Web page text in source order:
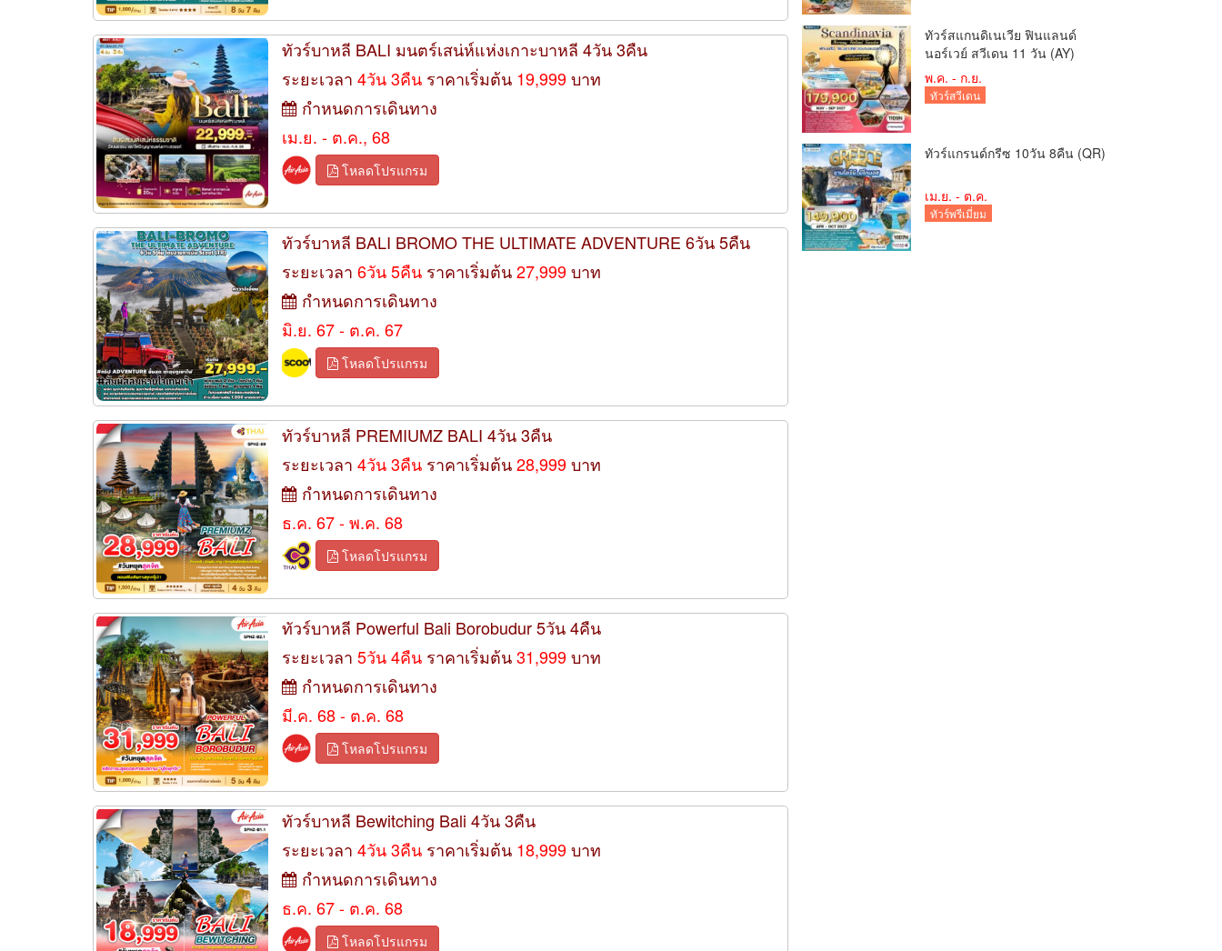
ทัวร์บาหลี BALI มนตร์เสน่ห์แห่งเกาะบาหลี 4วัน 3คืน
ระยะเวลา4วัน 3คืน ราคาเริ่มต้น 19,999บาท
กำหนดการเดินทาง
เม.ย. - ต.ค., 68
โหลดโปรแกรม
ทัวร์บาหลี BALI BROMO THE ULTIMATE ADVENTURE 6วัน 5คืน
ระยะเวลา6วัน 5คืน ราคาเริ่มต้น27,999บาท
กำหนดการเดินทาง
มิ.ย. 67 - ต.ค. 67
โหลดโปรแกรม
ทัวร์บาหลี PREMIUMZ BALI 4วัน 3คืน
ระยะเวลา4วัน 3คืน ราคาเริ่มต้น28,999บาท
กำหนดการเดินทาง
ธ.ค. 67 - พ.ค. 68
โหลดโปรแกรม
ทัวร์บาหลี Powerful Bali Borobudur 5วัน 4คืน
ระยะเวลา5วัน 4คืน ราคาเริ่มต้น31,999บาท
กำหนดการเดินทาง
มี.ค. 68 - ต.ค. 68
โหลดโปรแกรม
ทัวร์บาหลี Bewitching Bali 4วัน 3คืน
ระยะเวลา4วัน 3คืน ราคาเริ่มต้น 18,999บาท
กำหนดการเดินทาง
ธ.ค. 67 - ต.ค. 68
โหลดโปรแกรม
ทัวร์สแกนดิเนเวีย ฟินแลนด์
นอร์เวย์ สวีเดน 11 วัน (AY)
พ.ค. - ก.ย.
ทัวร์สวีเดน
ทัวร์แกรนด์กรีซ 10วัน 8คืน (QR)
เม.ย. - ต.ค.
ทัวร์พรีเมี่ยม